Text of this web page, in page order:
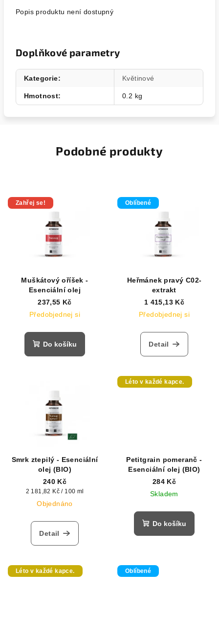
Popis produktu není dostupný
Doplňkové parametry
Kategorie: Květinové
Hmotnost: 0.2 kg
Podobné produkty
Zahřej se!
Muškátový oříšek -
Esenciální olej
237,55 Kč
Předobjednej si
Do košíku
Oblíbené
Heřmánek pravý C02-
extrakt
1 415,13 Kč
Předobjednej si
Detail
Smrk ztepilý - Esenciální
olej (BIO)
240 Kč
Měrná
cena:
2 181,82 Kč / 100 ml
Objednáno
Detail
Léto v každé kapce.
Petitgrain pomeranč -
Esenciální olej (BIO)
284 Kč
Skladem
Do košíku
Léto v každé kapce. Oblíbené